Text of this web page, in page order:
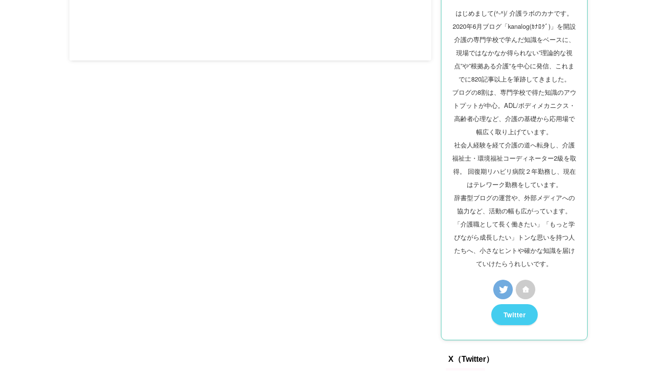
はじめまして(^-^)/ 介護ラボのカナです。
2020年6月ブログ「kanalog(ｶﾅﾛｸﾞ)」を開設
介護の専門学校で学んだ知識をベースに、
現場ではなかなか得られない”理論的な視
点”や”根拠ある介護”を中心に発信、これま
でに820記事以上を筆跡してきました。
ブログの8割は、専門学校で得た知識のアウ
トプットが中心。ADL/ボディメカニクス・
高齢者心理など、介護の基礎から応用場で
幅広く取り上げています。
社会人経験を経て介護の道へ転身し、介護
福祉士・環境福祉コーディネーター2級を取
得。 回復期リハビリ病院２年勤務し、現在
はテレワーク勤務をしています。
辞書型ブログの運営や、外部メディアへの
協力など、活動の幅も広がっています。
「介護職として長く働きたい」「もっと学
びながら成長したい」トンな思いを持つ人
たちへ、小さなヒントや確かな知識を届け
ていけたらうれしいです。
Twitter
X（Twitter）